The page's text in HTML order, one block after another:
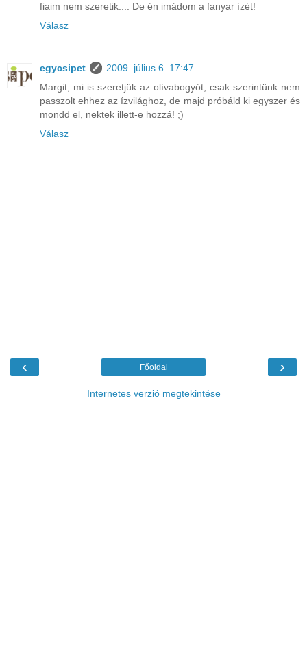
fiaim nem szeretik.... De én imádom a fanyar ízét!
Válasz
egycsipet
2009. július 6. 17:47
Margit, mi is szeretjük az olívabogyót, csak szerintünk nem
passzolt ehhez az ízvilághoz, de majd próbáld ki egyszer és
mondd el, nektek illett-e hozzá! ;)
Válasz
‹ ›
Főoldal
Internetes verzió megtekintése